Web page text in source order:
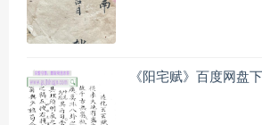
《阳宅赋》百度网盘